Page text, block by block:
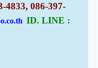
4833, 086-397-
ID. LINE :